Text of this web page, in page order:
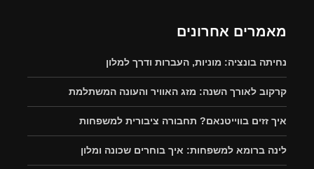
מאמרים אחרונים
נחיתה בונציה: מוניות, העברות ודרך למלון
קרקוב לאורך השנה: מזג האוויר והעונה המשתלמת
איך זזים בווייטנאם? תחבורה ציבורית למשפחות
לינה ברומא למשפחות: איך בוחרים שכונה ומלון